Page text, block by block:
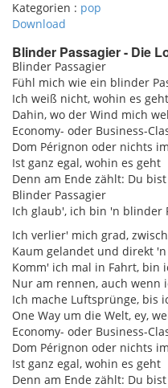
pause
Kategorien : pop
Download
Blinder Passagier - Die
Blinder Passagier
Fühl mich wie ein blinder
Ich weiß nicht, wohin es geht
Dahin, wo der Wind mich
Economy- oder Business-
Dom Pérignon oder nichts
Ist ganz egal, wohin es geht
Denn am Ende zählt: Du
Blinder Passagier
Ich glaub', ich bin 'n blinder
Ich verlier' mich grad,
Kaum gelandet und direkt
Komm' ich mal in Fahrt, bin
Nur am rennen, auch wenn
Ich mache Luftsprünge, bis
One Way um die Welt, ey,
Economy- oder Business-
Dom Pérignon oder nichts
Ist ganz egal, wohin es geht
Denn am Ende zählt: Du